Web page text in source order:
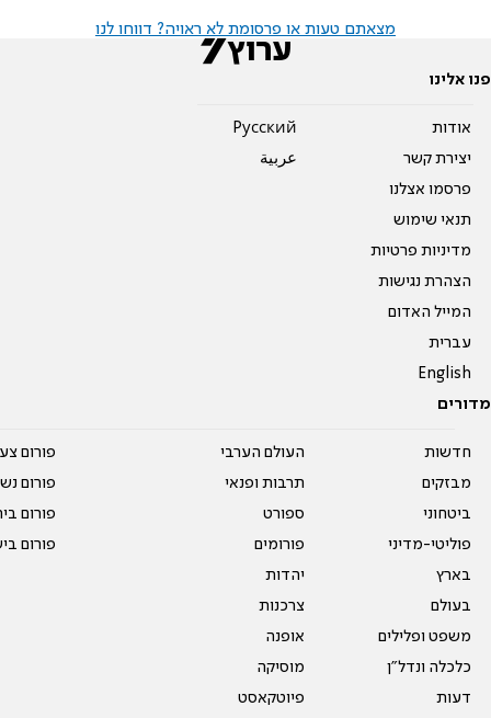
מצאתם טעות או פרסומת לא ראויה? דווחו לנו
פנו אלינו
אודות
יצירת קשר
פרסמו אצלנו
תנאי שימוש
מדיניות פרטיות
הצהרת נגישות
המייל האדום
עברית
English
Pусский
عربية
מדורים
חדשות
מבזקים
ביטחוני
פוליטי-מדיני
בארץ
בעולם
משפט ופלילים
כלכלה ונדל"ן
דעות
העולם הערבי
תרבות ופנאי
ספורט
פורומים
יהדות
צרכנות
אופנה
מוסיקה
פיוטקאסט
פורום
פורום
פורום
פורום